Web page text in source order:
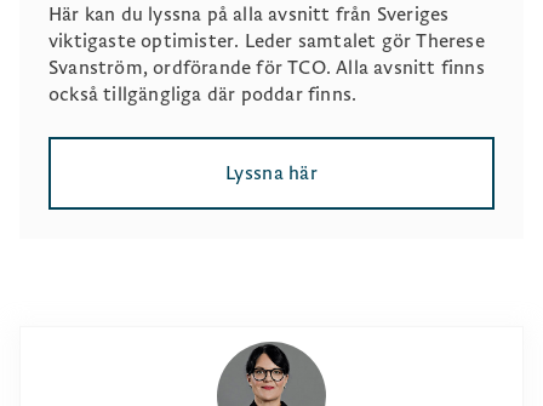
Här kan du lyssna på alla avsnitt från Sveriges
viktigaste optimister. Leder samtalet gör Therese
Svanström, ordförande för TCO. Alla avsnitt finns
också tillgängliga där poddar finns.
Lyssna här